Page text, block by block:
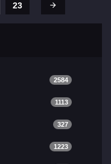
23
2584
1113
327
1223